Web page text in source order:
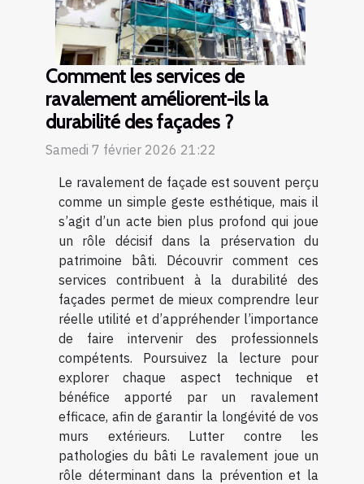
Comment les services de
ravalement améliorent-ils la
durabilité des façades ?
Samedi 7 février 2026 21:22
Le ravalement de façade est souvent perçu
comme un simple geste esthétique, mais il
s’agit d’un acte bien plus profond qui joue
un rôle décisif dans la préservation du
patrimoine bâti. Découvrir comment ces
services contribuent à la durabilité des
façades permet de mieux comprendre leur
réelle utilité et d’appréhender l’importance
de faire intervenir des professionnels
compétents. Poursuivez la lecture pour
explorer chaque aspect technique et
bénéfice apporté par un ravalement
efficace, afin de garantir la longévité de vos
murs extérieurs. Lutter contre les
pathologies du bâti Le ravalement joue un
rôle déterminant dans la prévention et la